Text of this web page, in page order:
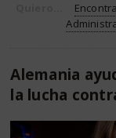
Alemania
la lucha